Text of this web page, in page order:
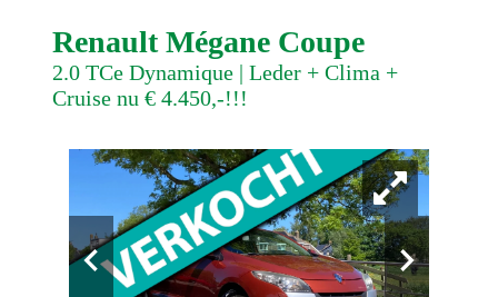
Renault Mégane Coupe
2.0 TCe Dynamique | Leder + Clima +
Cruise nu € 4.450,-!!!